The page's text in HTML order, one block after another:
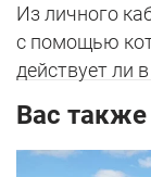
Из личного
с помощью
действует ли
Вас также